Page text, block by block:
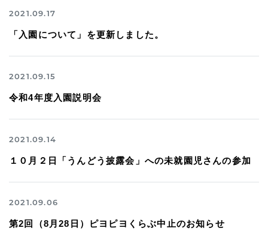
2021.09.17
「入園について」を更新しました。
2021.09.15
令和4年度入園説明会
2021.09.14
１０月２日「うんどう披露会」への未就園児さんの参加
2021.09.06
第2回（8月28日）ピヨピヨくらぶ中止のお知らせ